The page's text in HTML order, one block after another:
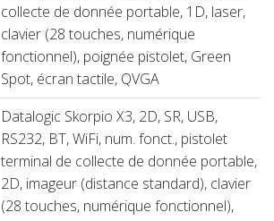
collecte de donnée portable, 1D, laser,
clavier (28 touches, numérique
fonctionnel), poignée pistolet, Green
Spot, écran tactile, QVGA
Datalogic Skorpio X3, 2D, SR, USB,
RS232, BT, WiFi, num. fonct., pistolet
terminal de collecte de donnée portable,
2D, imageur (distance standard), clavier
(28 touches, numérique fonctionnel),